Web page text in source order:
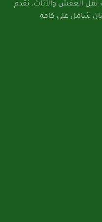
نقل العفش والأثاث، نقدم
شامل على كافة